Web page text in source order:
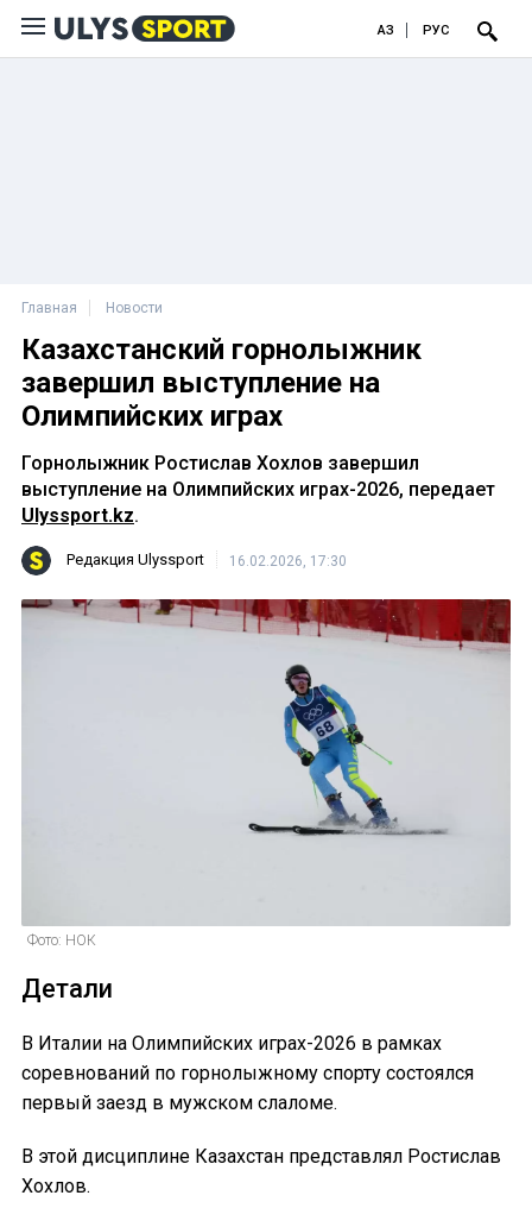
ҚАЗ РУС
Главная Новости
Казахстанский горнолыжник
завершил выступление на
Олимпийских играх
Горнолыжник Ростислав Хохлов завершил
выступление на Олимпийских играх-2026, передает
Ulyssport.kz.
Редакция Ulyssport 16.02.2026, 17:30
Фото: НОК
Детали
В Италии на Олимпийских играх-2026 в рамках
соревнований по горнолыжному спорту состоялся
первый заезд в мужском слаломе.
В этой дисциплине Казахстан представлял Ростислав
Хохлов.